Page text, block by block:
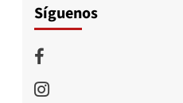
Síguenos